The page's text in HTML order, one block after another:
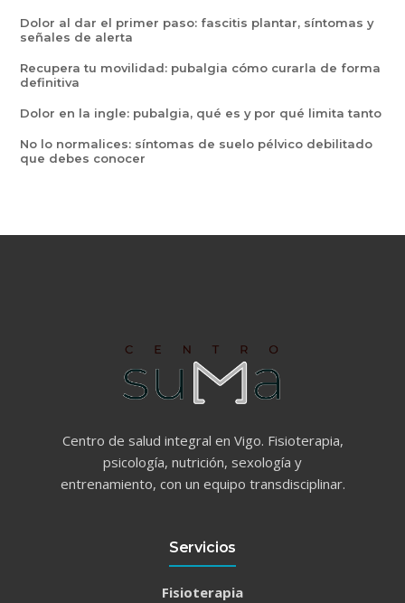
Dolor al dar el primer paso: fascitis plantar, síntomas y
señales de alerta
Recupera tu movilidad: pubalgia cómo curarla de forma
definitiva
Dolor en la ingle: pubalgia, qué es y por qué limita tanto
No lo normalices: síntomas de suelo pélvico debilitado
que debes conocer
Centro de salud integral en Vigo. Fisioterapia,
psicología, nutrición, sexología y
entrenamiento, con un equipo transdisciplinar.
Servicios
Fisioterapia